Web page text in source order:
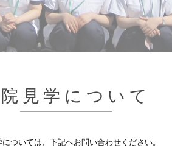
見学について
ついては、下記へお問い合わせください。